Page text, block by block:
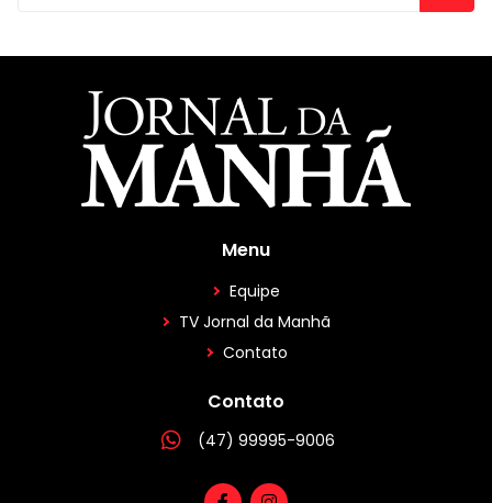
Menu
Equipe
TV Jornal da Manhã
Contato
Contato
(47) 99995-9006